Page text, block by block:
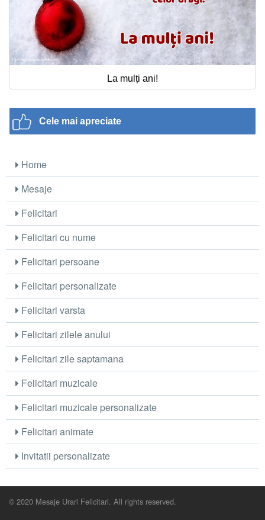
La mulți ani!
Cele mai apreciate
Home
Mesaje
Felicitari
Felicitari cu nume
Felicitari persoane
Felicitari personalizate
Felicitari varsta
Felicitari zilele anului
Felicitari zile saptamana
Felicitari muzicale
Felicitari muzicale personalizate
Felicitari animate
Invitatii personalizate
© 2020 Mesaje Urari Felicitari. All rights reserved.